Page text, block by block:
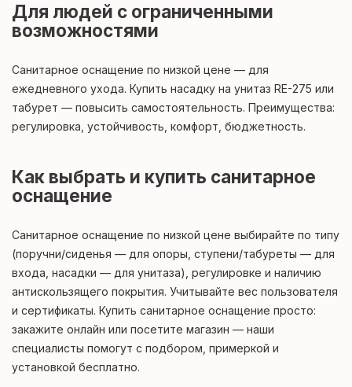
Для людей с ограниченными
возможностями
Санитарное оснащение по низкой цене — для
ежедневного ухода. Купить насадку на унитаз RЕ-275 или
табурет — повысить самостоятельность. Преимущества:
регулировка, устойчивость, комфорт, бюджетность.
Как выбрать и купить санитарное
оснащение
Санитарное оснащение по низкой цене выбирайте по типу
(поручни/сиденья — для опоры, ступени/табуреты — для
входа, насадки — для унитаза), регулировке и наличию
антискользящего покрытия. Учитывайте вес пользователя
и сертификаты. Купить санитарное оснащение просто:
закажите онлайн или посетите магазин — наши
специалисты помогут с подбором, примеркой и
установкой бесплатно.